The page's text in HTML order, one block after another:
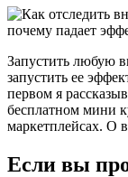
Запустить любую
запустить ее
первом я
бесплатном мини
маркетплейсах. О
Если вы